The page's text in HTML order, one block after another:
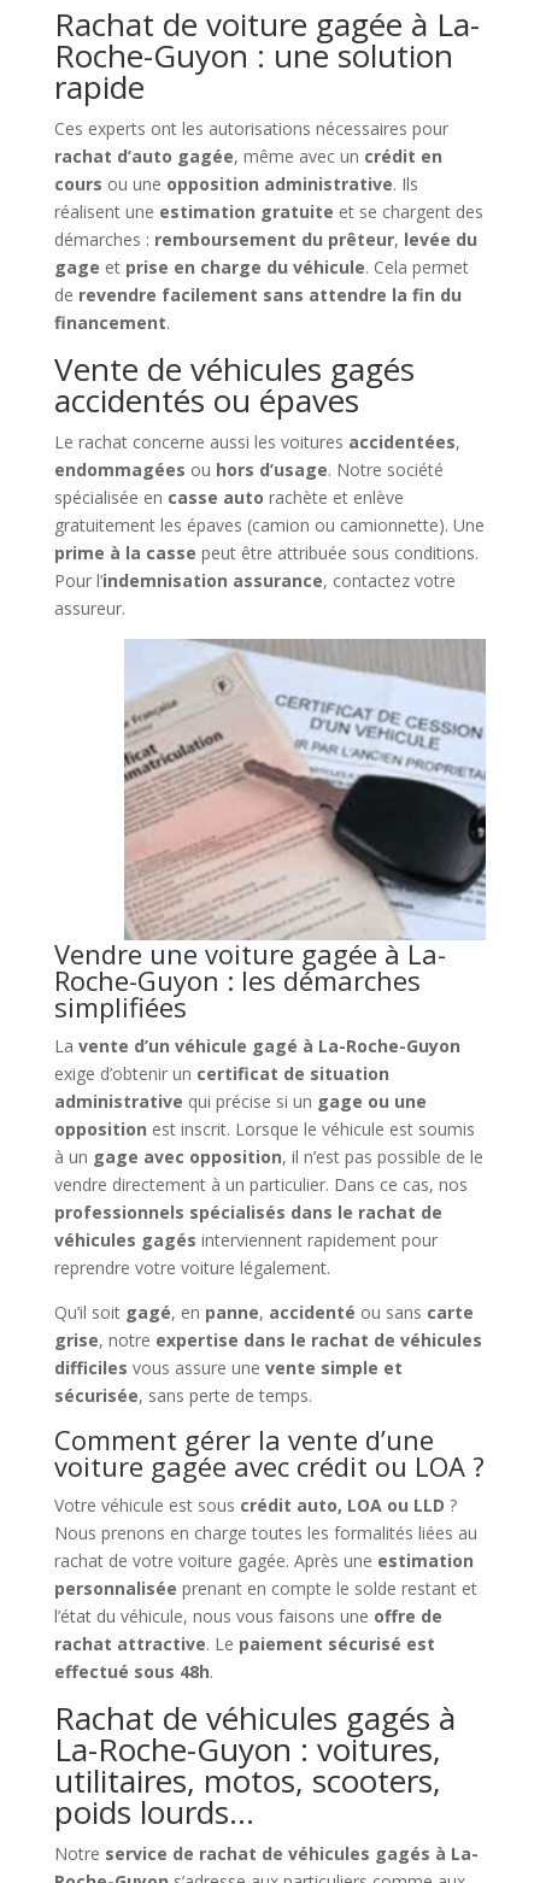
Rachat de voiture gagée à La-
Roche-Guyon : une solution
rapide
Ces experts ont les autorisations nécessaires pour
rachat d’auto gagée, même avec un crédit en
cours ou une opposition administrative. Ils
réalisent une estimation gratuite et se chargent des
démarches : remboursement du prêteur, levée du
gage et prise en charge du véhicule. Cela permet
de revendre facilement sans attendre la fin du
financement.
Vente de véhicules gagés
accidentés ou épaves
Le rachat concerne aussi les voitures accidentées,
endommagées ou hors d’usage. Notre société
spécialisée en casse auto rachète et enlève
gratuitement les épaves (camion ou camionnette). Une
prime à la casse peut être attribuée sous conditions.
Pour l’indemnisation assurance, contactez votre
assureur.
Vendre une voiture gagée à La-
Roche-Guyon : les démarches
simplifiées
La vente d’un véhicule gagé à La-Roche-Guyon
exige d’obtenir un certificat de situation
administrative qui précise si un gage ou une
opposition est inscrit. Lorsque le véhicule est soumis
à un gage avec opposition, il n’est pas possible de le
vendre directement à un particulier. Dans ce cas, nos
professionnels spécialisés dans le rachat de
véhicules gagés interviennent rapidement pour
reprendre votre voiture légalement.
Qu’il soit gagé, en panne, accidenté ou sans carte
grise, notre expertise dans le rachat de véhicules
difficiles vous assure une vente simple et
sécurisée, sans perte de temps.
Comment gérer la vente d’une
voiture gagée avec crédit ou LOA ?
Votre véhicule est sous crédit auto, LOA ou LLD ?
Nous prenons en charge toutes les formalités liées au
rachat de votre voiture gagée. Après une estimation
personnalisée prenant en compte le solde restant et
l’état du véhicule, nous vous faisons une offre de
rachat attractive. Le paiement sécurisé est
effectué sous 48h.
Rachat de véhicules gagés à
La-Roche-Guyon : voitures,
utilitaires, motos, scooters,
poids lourds…
Notre service de rachat de véhicules gagés à La-